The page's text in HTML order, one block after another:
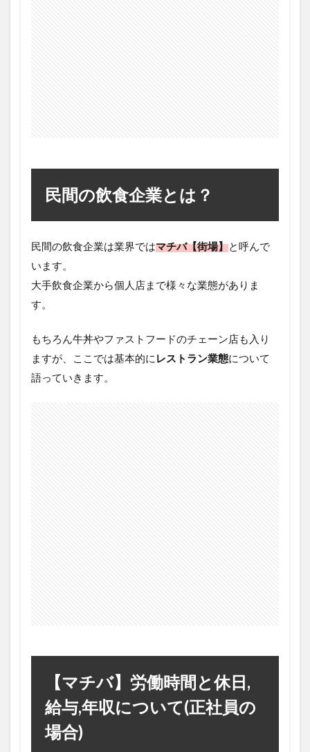
民間の飲食企業とは？
民間の飲食企業は業界ではマチバ【街場】と呼んで
います。
大手飲食企業から個人店まで様々な業態がありま
す。
もちろん牛丼やファストフードのチェーン店も入り
ますが、ここでは基本的に レストラン業態について
語っていきます。
【マチバ】労働時間と休日,
給与,年収について(正社員の
場合)